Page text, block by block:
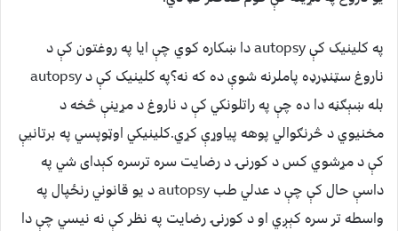
په کلینیک کې autopsy دا ښکاره کوي چې ایا په روغتون کې د
ناروغ سټنډرډه پاملرنه شوې ده که نه؟په کلینیک کې د autopsy
بله ښېګڼه دا ده چې په راتلونکي کې د ناروغ د مړینې څخه د
مخنیوي د څرنګوالي پوهه پیاوړې کړي.کلینیکي اوټوپسي په برتانیې
کې د مړشوي کس د کورنۍ د رضایت سره ترسره کېدای شي په
داسې حال کې چې د عدلي طب autopsy د یو قانوني رنځپال په
واسطه تر سره کېږي او د کورنۍ رضایت په نظر کې نه نیسي چې دا